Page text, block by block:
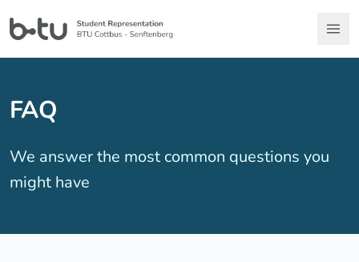
FAQ
We answer the most common questions you
might have